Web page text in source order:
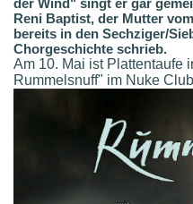
der Wind" singt er gar
Reni Baptist, der Mutter
bereits in den Sechziger/
Chorgeschichte schrieb.
Am 10. Mai ist Plattentaufe
Rummelsnuff" im Nuke